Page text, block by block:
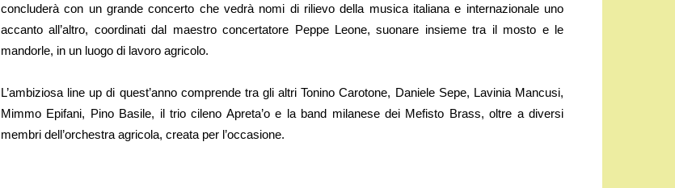
concluderà con un grande concerto che vedrà nomi di rilievo della musica italiana e internazionale uno
accanto all’altro, coordinati dal maestro concertatore Peppe Leone, suonare insieme tra il mosto e le
mandorle, in un luogo di lavoro agricolo.
L’ambiziosa line up di quest’anno comprende tra gli altri Tonino Carotone, Daniele Sepe, Lavinia Mancusi,
Mimmo Epifani, Pino Basile, il trio cileno Apreta’o e la band milanese dei Mefisto Brass, oltre a diversi
membri dell’orchestra agricola, creata per l’occasione.